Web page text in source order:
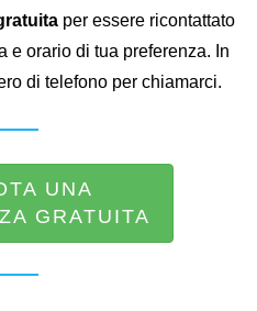
per essere ricontattato
e orario di tua preferenza. In
di telefono per chiamarci.
UNA
GRATUITA